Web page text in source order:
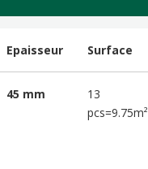
Epaisseur Surface
45 mm
13
pcs=9.75m²